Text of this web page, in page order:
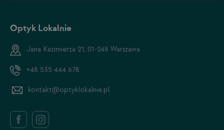
Optyk Lokalnie
Jana Kazimierza 21, 01-248 Warszawa
+48 535 444 678
kontakt@optyklokalnie.pl